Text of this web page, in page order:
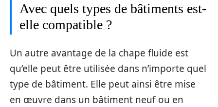
Avec quels types de bâtiments est-
elle compatible ?
Un autre avantage de la chape fluide est
qu’elle peut être utilisée dans n’importe quel
type de bâtiment. Elle peut ainsi être mise
en œuvre dans un bâtiment neuf ou en